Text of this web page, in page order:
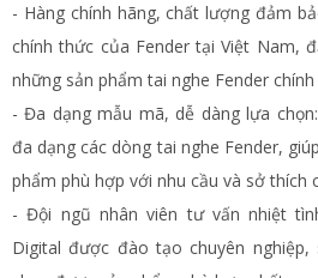
- Hàng chính hãng, chất lượng đảm
chính thức của Fender tại Việt Nam,
những sản phẩm tai nghe Fender chính
- Đa dạng mẫu mã, dễ dàng lựa
đa dạng các dòng tai nghe Fender,
phẩm phù hợp với nhu cầu và sở thích
- Đội ngũ nhân viên tư vấn nhiệt
Digital được đào tạo chuyên